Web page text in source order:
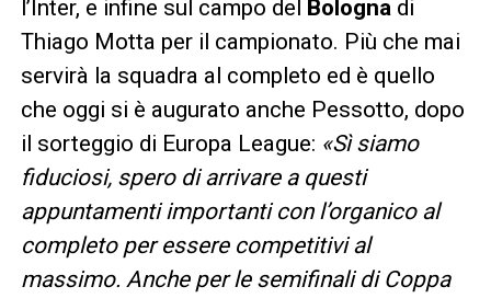
l’Inter, e infine sul campo del Bologna di
Thiago Motta per il campionato. Più che mai
servirà la squadra al completo ed è quello
che oggi si è augurato anche Pessotto, dopo
il sorteggio di Europa League: «Sì siamo
fiduciosi, spero di arrivare a questi
appuntamenti importanti con l’organico al
completo per essere competitivi al
massimo. Anche per le semifinali di Coppa